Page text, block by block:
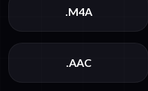
.M4A
.AAC